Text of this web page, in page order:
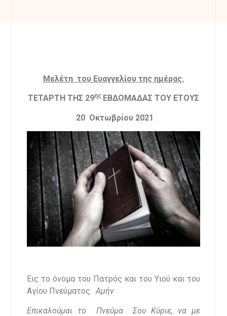
Mελέτη του Ευαγγελίου της ημέρας.
ΤΕΤΑΡΤΗ ΤΗΣ 29ης ΕΒΔΟΜΑΔΑΣ ΤΟΥ ΕΤΟΥΣ
20 Οκτωβρίου 2021
Εις το όνομα του Πατρός και του Υιού και του
Αγίου Πνεύματος. Αμήν
Επικαλούμαι το Πνεύμα Σου Κύριε, να με